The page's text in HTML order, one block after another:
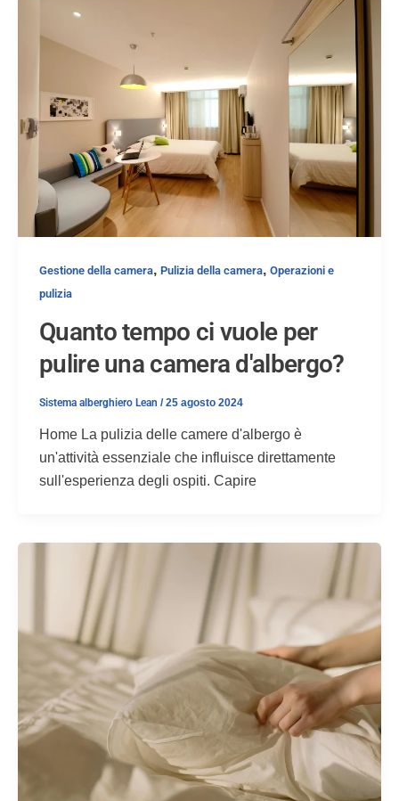
Gestione della camera, Pulizia della camera, Operazioni e
pulizia
Quanto tempo ci vuole per
pulire una camera d'albergo?
Sistema alberghiero Lean /25 agosto 2024
Home La pulizia delle camere d'albergo è
un'attività essenziale che influisce direttamente
sull'esperienza degli ospiti. Capire